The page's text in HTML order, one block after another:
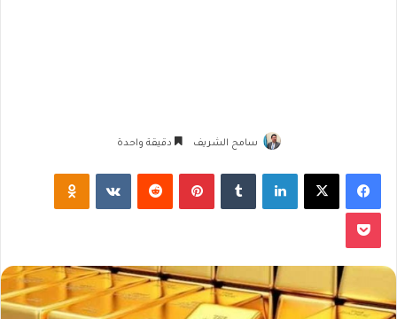
سامح الشريف دقيقة واحدة
فيسبوك لينكدإن بينتيريست